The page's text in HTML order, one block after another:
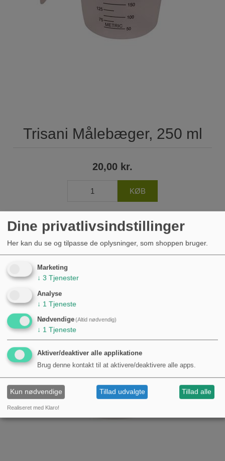
Trisani Målebæger, 250 ml
20,00 kr.
Dine privatlivsindstillinger
Her kan du se og tilpasse de oplysninger, som shoppen bruger.
Marketing
↓ 3 Tjenester
Analyse
↓ 1 Tjeneste
Nødvendige(Altid nødvendig)
↓ 1 Tjeneste
Aktiver/deaktiver alle applikatione
Brug denne kontakt til at aktivere/deaktivere alle apps.
Kun nødvendige Tillad udvalgte Tillad alle
Realiseret med Klaro!